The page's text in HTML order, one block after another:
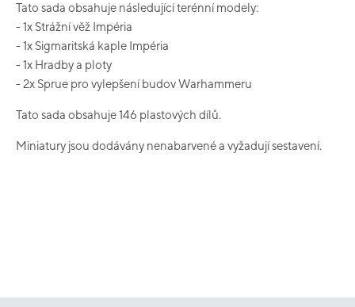
Tato sada obsahuje následující terénní modely:
- 1x Strážní věž Impéria
- 1x Sigmaritská kaple Impéria
- 1x Hradby a ploty
- 2x Sprue pro vylepšení budov Warhammeru
Tato sada obsahuje 146 plastových dílů.
Miniatury jsou dodávány nenabarvené a vyžadují sestavení.